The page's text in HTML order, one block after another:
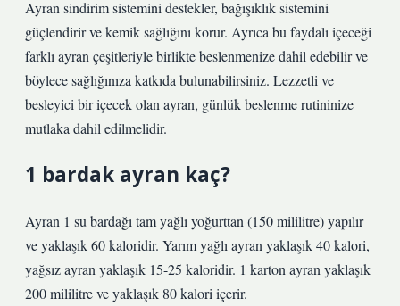
Ayran sindirim sistemini destekler, bağışıklık sistemini
güçlendirir ve kemik sağlığını korur. Ayrıca bu faydalı içeceği
farklı ayran çeşitleriyle birlikte beslenmenize dahil edebilir ve
böylece sağlığınıza katkıda bulunabilirsiniz. Lezzetli ve
besleyici bir içecek olan ayran, günlük beslenme rutininize
mutlaka dahil edilmelidir.
1 bardak ayran kaç?
Ayran 1 su bardağı tam yağlı yoğurttan (150 mililitre) yapılır
ve yaklaşık 60 kaloridir. Yarım yağlı ayran yaklaşık 40 kalori,
yağsız ayran yaklaşık 15-25 kaloridir. 1 karton ayran yaklaşık
200 mililitre ve yaklaşık 80 kalori içerir.